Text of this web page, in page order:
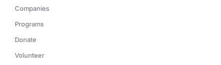
Companies
Programs
Donate
Volunteer